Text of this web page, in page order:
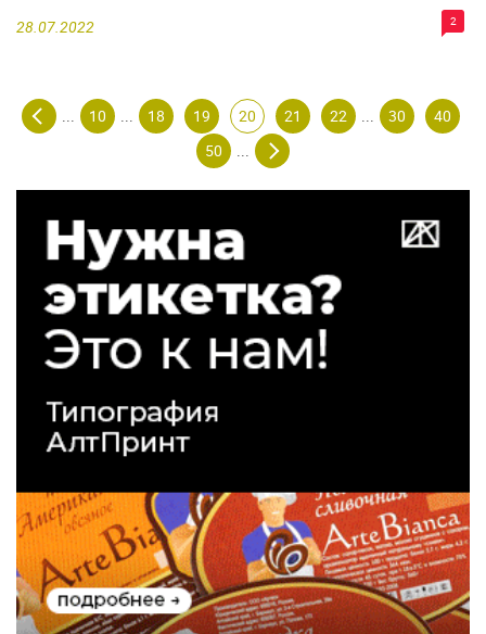
28.07.2022 2
... 10 ... 18 19 20 21 22 ... 30
40
50
...